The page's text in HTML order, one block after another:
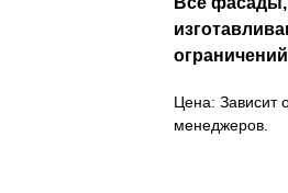
Цена: Зависит
менеджеров.